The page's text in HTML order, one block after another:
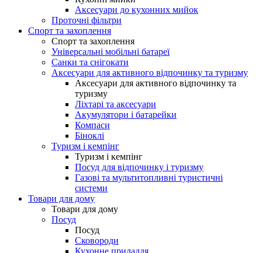
Аксесуари до кухонних мийок
Проточні фільтри
Спорт та захоплення
Спорт та захоплення
Універсальні мобільні батареї
Санки та снігокати
Аксесуари для активного відпочинку та туризму
Аксесуари для активного відпочинку та
туризму
Ліхтарі та аксесуари
Акумулятори і батарейки
Компаси
Біноклі
Туризм і кемпінг
Туризм і кемпінг
Посуд для відпочинку і туризму
Газові та мультитопливні туристичні
системи
Товари для дому
Товари для дому
Посуд
Посуд
Сковороди
Кухонне приладдя